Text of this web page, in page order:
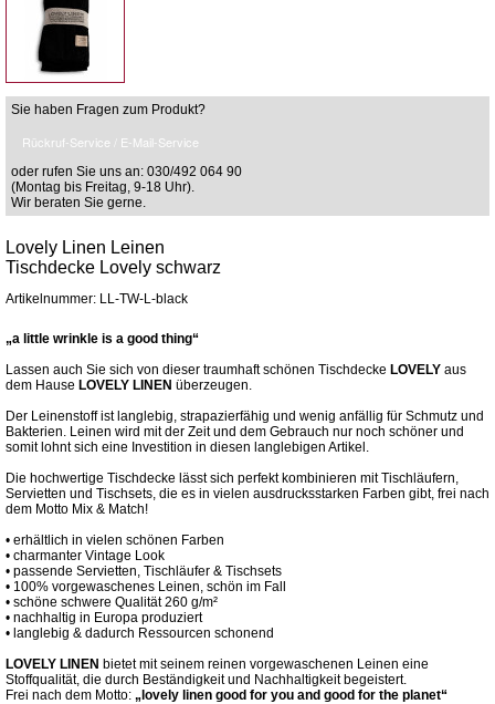
Sie haben Fragen zum Produkt?
Rückruf-Service / E-Mail-Service
oder rufen Sie uns an: 030/492 064 90
(Montag bis Freitag, 9-18 Uhr).
Wir beraten Sie gerne.
Lovely Linen Leinen
Tischdecke Lovely schwarz
Artikelnummer: LL-TW-L-black
„a little wrinkle is a good thing“
Lassen auch Sie sich von dieser traumhaft schönen Tischdecke LOVELY aus
dem Hause LOVELY LINEN überzeugen.
Der Leinenstoff ist langlebig, strapazierfähig und wenig anfällig für Schmutz und
Bakterien. Leinen wird mit der Zeit und dem Gebrauch nur noch schöner und
somit lohnt sich eine Investition in diesen langlebigen Artikel.
Die hochwertige Tischdecke lässt sich perfekt kombinieren mit Tischläufern,
Servietten und Tischsets, die es in vielen ausdrucksstarken Farben gibt, frei nach
dem Motto Mix & Match!
• erhältlich in vielen schönen Farben
• charmanter Vintage Look
• passende Servietten, Tischläufer & Tischsets
• 100% vorgewaschenes Leinen, schön im Fall
• schöne schwere Qualität 260 g/m²
• nachhaltig in Europa produziert
• langlebig & dadurch Ressourcen schonend
LOVELY LINEN bietet mit seinem reinen vorgewaschenen Leinen eine
Stoffqualität, die durch Beständigkeit und Nachhaltigkeit begeistert.
Frei nach dem Motto: „lovely linen good for you and good for the planet“